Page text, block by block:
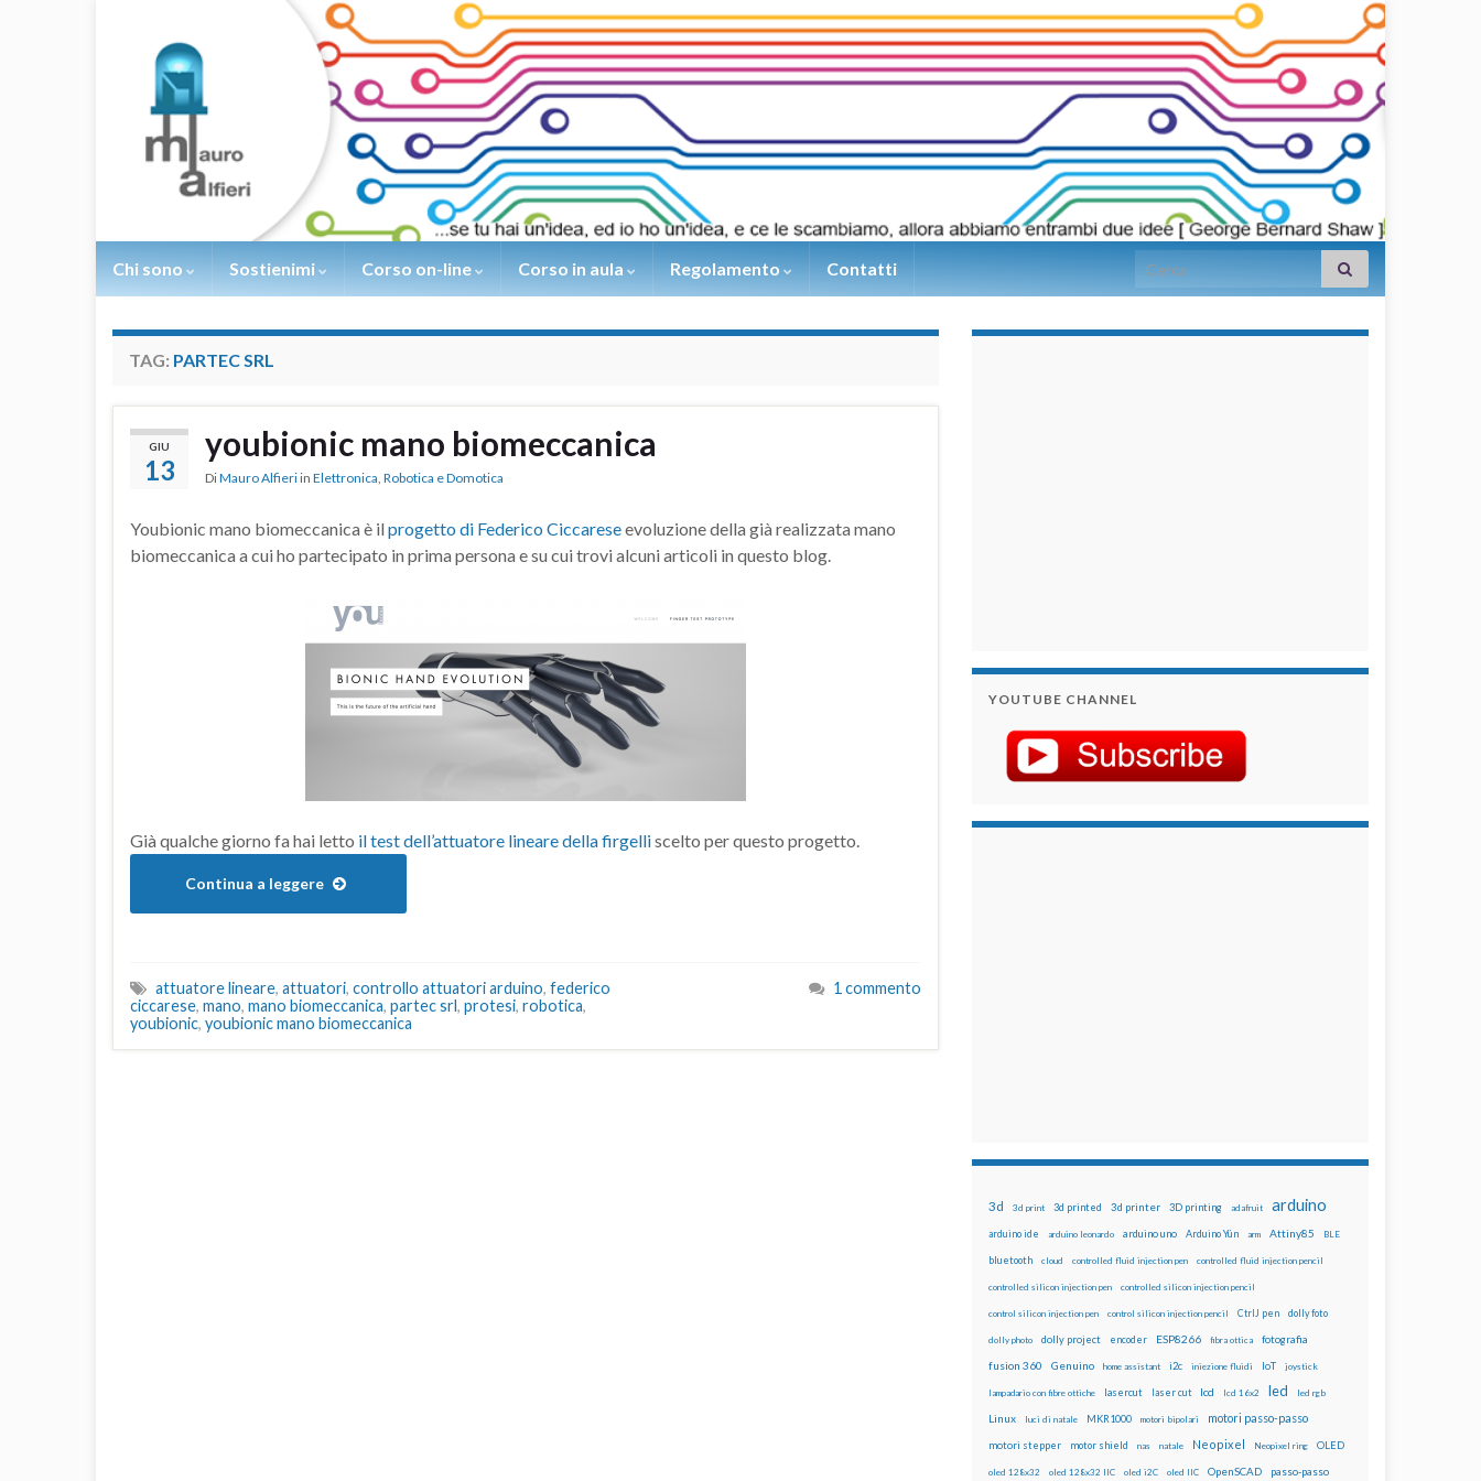
Chi sono Sostienimi Corso on-line Corso in aula Regolamento Contatti Search for:
TAG: PARTEC SRL
GIU
13
youbionic mano biomeccanica
DiMauro Alfieri in Elettronica, Robotica e Domotica
Youbionic mano biomeccanica è il progetto di Federico Ciccareseevoluzione della già realizzata mano
biomeccanica a cui ho partecipato in prima persona e su cui trovi alcuni articoli in questo blog.
Già qualche giorno fa hai letto il test dell’attuatore lineare della firgelliscelto per questo progetto.
Continua a leggere
attuatore lineare, attuatori, controllo attuatori arduino, federico
ciccarese, mano, mano biomeccanica, partec srl, protesi, robotica,
youbionic, youbionic mano biomeccanica
1 commento
YOUTUBE CHANNEL
3d 3d print 3d printed 3d printer 3D printing adafruit arduino
arduino ide arduino leonardo arduino uno Arduino Yún arm Attiny85 BLE
bluetooth cloud controlled fluid injection pen controlled fluid injection pencil
controlled silicon injection pen controlled silicon injection pencil
control silicon injection pen control silicon injection pencil CtrlJ pen dolly foto
dolly photo dolly project encoder ESP8266 fibra ottica fotografia
fusion 360 Genuino home assistant i2c iniezione fluidi IoT joystick
lampadario con fibre ottiche lasercut laser cut lcd lcd 16x2 led led rgb
Linux luci di natale MKR1000 motori bipolari motori passo-passo
motori stepper motor shield nas natale Neopixel Neopixel ring OLED
oled 128x32 oled 128x32 IIC oled i2C oled IIC OpenSCAD passo-passo